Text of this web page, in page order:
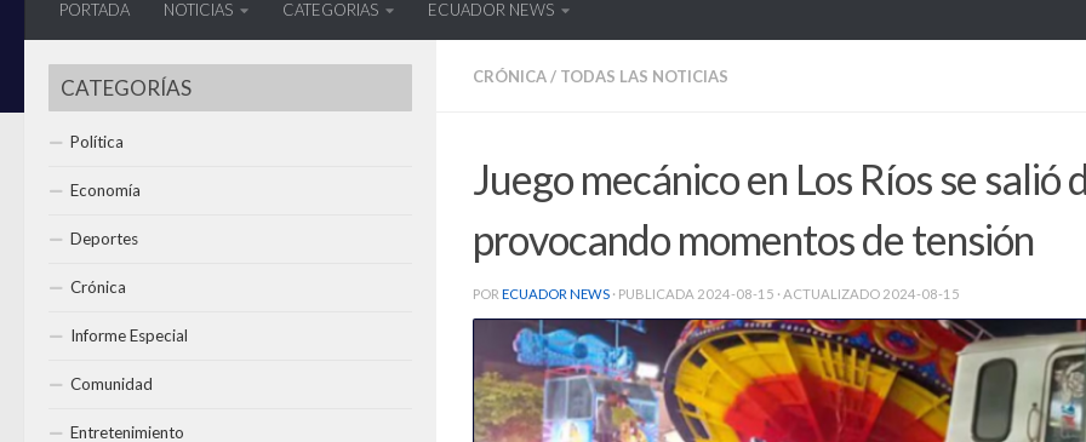
PORTADA NOTICIAS CATEGORIAS ECUADOR NEWS
CRÓNICA/ TODAS LAS NOTICIAS
Juego mecánico en Los Ríos se salió
provocando momentos de tensión
POR ECUADOR NEWS · PUBLICADA 2024-08-15 · ACTUALIZADO 2024-08-15
CATEGORÍAS
Política
Economía
Deportes
Crónica
Informe Especial
Comunidad
Entretenimiento